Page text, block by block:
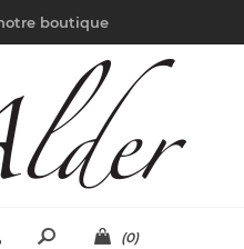
boutique
(0)